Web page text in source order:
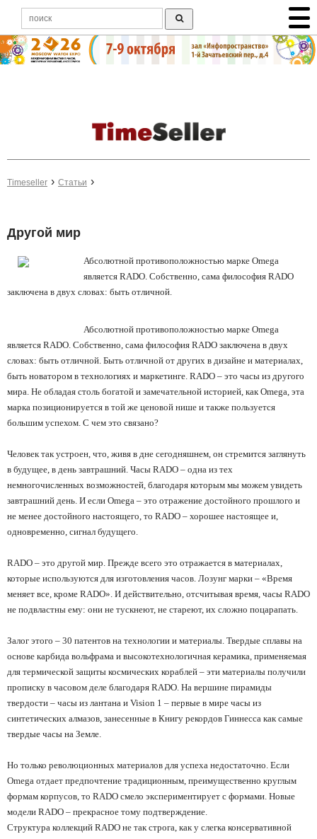
Timeseller Статьи
Другой мир
Абсолютной противоположностью марке Omega
является RADO. Собственно, сама философия RADO
заключена в двух словах: быть отличной.
Абсолютной противоположностью марке Omega
является RADO. Собственно, сама философия RADO заключена в двух
словах: быть отличной. Быть отличной от других в дизайне и материалах,
быть новатором в технологиях и маркетинге. RADO – это часы из другого
мира. Не обладая столь богатой и замечательной историей, как Omega, эта
марка позиционируется в той же ценовой нише и также пользуется
большим успехом. С чем это связано?
Человек так устроен, что, живя в дне сегодняшнем, он стремится заглянуть
в будущее, в день завтрашний. Часы RADO – одна из тех
немногочисленных возможностей, благодаря которым мы можем увидеть
завтрашний день. И если Omega – это отражение достойного прошлого и
не менее достойного настоящего, то RADO – хорошее настоящее и,
одновременно, сигнал будущего.
RADO – это другой мир. Прежде всего это отражается в материалах,
которые используются для изготовления часов. Лозунг марки – «Время
меняет все, кроме RADO». И действительно, отсчитывая время, часы RADO
не подвластны ему: они не тускнеют, не стареют, их сложно поцарапать.
Залог этого – 30 патентов на технологии и материалы. Твердые сплавы на
основе карбида вольфрама и высокотехнологичная керамика, применяемая
для термической защиты космических кораблей – эти материалы получили
прописку в часовом деле благодаря RADO. На вершине пирамиды
твердости – часы из лантана и Vision 1 – первые в мире часы из
синтетических алмазов, занесенные в Книгу рекордов Гиннесса как самые
твердые часы на Земле.
Но только революционных материалов для успеха недостаточно. Если
Omega отдает предпочтение традиционным, преимущественно круглым
формам корпусов, то RADO смело экспериментирует с формами. Новые
модели RADO – прекрасное тому подтверждение.
Структура коллекций RADO не так строга, как у слегка консервативной